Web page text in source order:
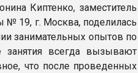
Киптенко, заместитель
№ 19, г. Москва, поделилась
занимательных опытов по
занятия всегда вызывают
что после проведенных